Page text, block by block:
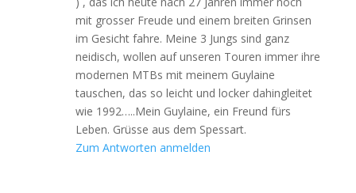
mit grosser Freude und einem breiten Grinsen
im Gesicht fahre. Meine 3 Jungs sind ganz
neidisch, wollen auf unseren Touren immer ihre
modernen MTBs mit meinem Guylaine
tauschen, das so leicht und locker dahingleitet
wie 1992…..Mein Guylaine, ein Freund fürs
Leben. Grüsse aus dem Spessart.
Zum Antworten anmelden